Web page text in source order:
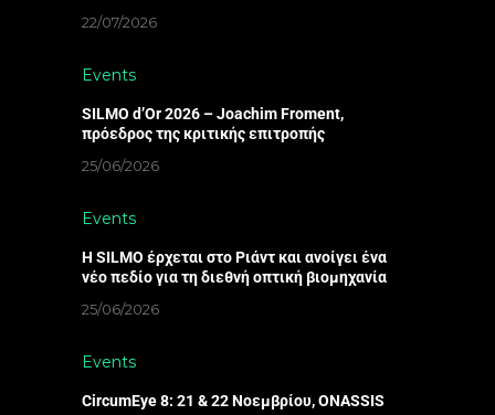
22/07/2026
Events
SILMO d’Or 2026 – Joachim Froment,
πρόεδρος της κριτικής επιτροπής
25/06/2026
Events
Η SILMO έρχεται στο Ριάντ και ανοίγει ένα
νέο πεδίο για τη διεθνή οπτική βιομηχανία
25/06/2026
Events
CircumEye 8: 21 & 22 Νοεμβρίου, ONASSIS